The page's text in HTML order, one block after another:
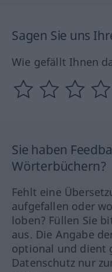
Sagen Sie uns
Wie gefällt Ihnen
Sie haben
Wörterbüchern?
Fehlt eine
aufgefallen oder
loben? Füllen Sie
aus. Die Angabe
optional und dient
Datenschutz nur